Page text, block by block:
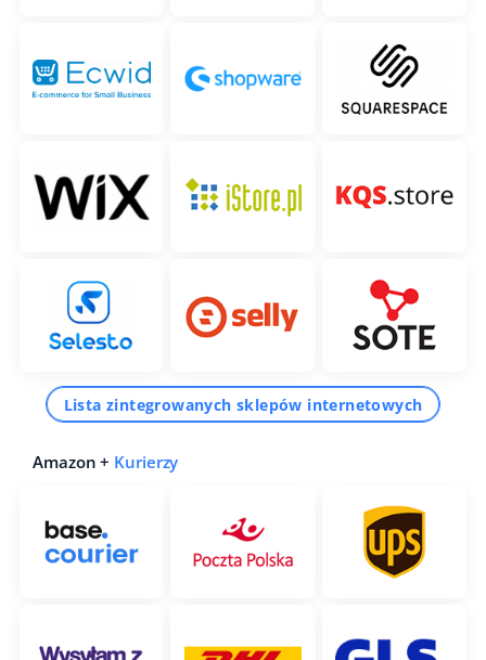
Lista zintegrowanych sklepów internetowych
Amazon + Kurierzy